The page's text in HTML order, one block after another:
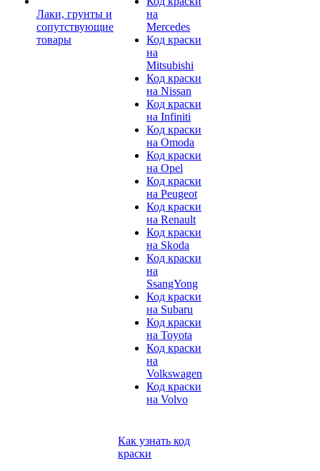
Лаки, грунты и
сопутствующие
товары
на
Mercedes
Код краски
на
Mitsubishi
Код краски
на Nissan
Код краски
на Infiniti
Код краски
на Omoda
Код краски
на Opel
Код краски
на Peugeot
Код краски
на Renault
Код краски
на Skoda
Код краски
на
SsangYong
Код краски
на Subaru
Код краски
на Toyota
Код краски
на
Volkswagen
Код краски
на Volvo
Как узнать код
краски